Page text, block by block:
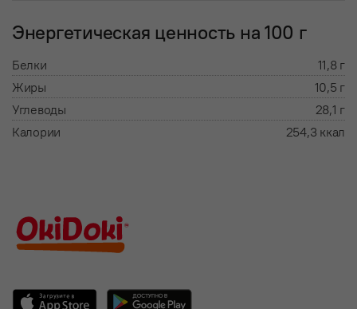
Энергетическая ценность на 100 г
Белки
11,8 г
Жиры
10,5 г
Углеводы
28,1 г
Калории
254,3 ккал